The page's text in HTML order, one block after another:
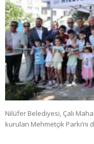
Nilüfer Belediyesi, Çalı
kurulan Mehmetçik